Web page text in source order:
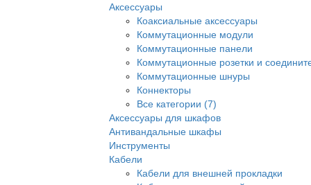
Аксессуары
Коаксиальные аксессуары
Коммутационные модули
Коммутационные панели
Коммутационные розетки и
Коммутационные шнуры
Коннекторы
Все категории (7)
Аксессуары для шкафов
Антивандальные шкафы
Инструменты
Кабели
Кабели для внешней прокладки